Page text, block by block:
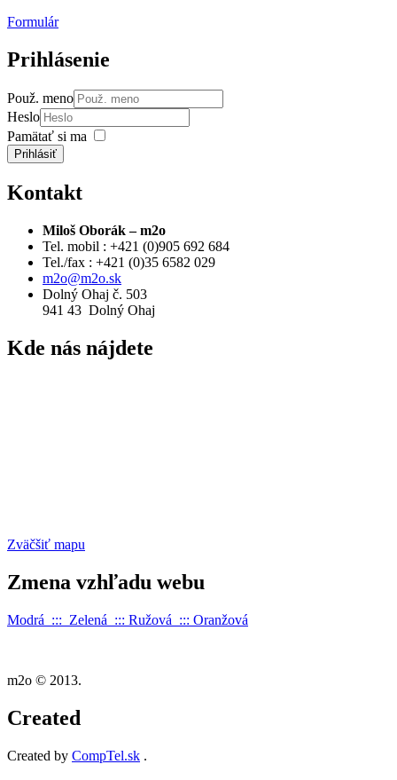
Formulár
Prihlásenie
Použ. meno
Heslo
Pamätať si ma
Prihlásiť
Kontakt
Miloš Oborák – m2o
Tel. mobil : +421 (0)905 692 684
Tel./fax : +421 (0)35 6582 029
m2o@m2o.sk
Dolný Ohaj č. 503
941 43 Dolný Ohaj
Kde nás nájdete
Zväčšiť mapu
Zmena vzhľadu webu
Modrá ::: Zelená ::: Ružová ::: Oranžová
m2o © 2013.
Created
Created by CompTel.sk .